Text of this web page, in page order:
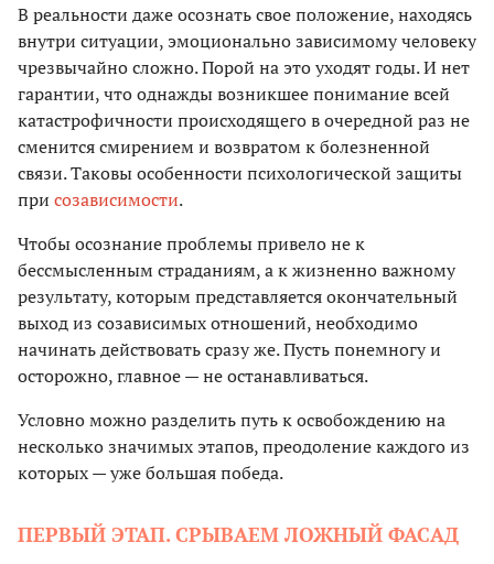
В реальности даже осознать свое положение, находясь
внутри ситуации, эмоционально зависимому человеку
чрезвычайно сложно. Порой на это уходят годы. И нет
гарантии, что однажды возникшее понимание всей
катастрофичности происходящего в очередной раз не
сменится смирением и возвратом к болезненной
связи. Таковы особенности психологической защиты
при созависимости.
Чтобы осознание проблемы привело не к
бессмысленным страданиям, а к жизненно важному
результату, которым представляется окончательный
выход из созависимых отношений, необходимо
начинать действовать сразу же. Пусть понемногу и
осторожно, главное — не останавливаться.
Условно можно разделить путь к освобождению на
несколько значимых этапов, преодоление каждого из
которых — уже большая победа.
ПЕРВЫЙ ЭТАП. СРЫВАЕМ ЛОЖНЫЙ ФАСАД